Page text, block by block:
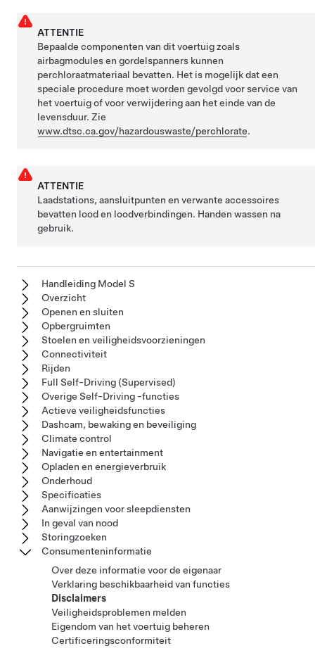
ATTENTIE
Bepaalde componenten van dit voertuig zoals
airbagmodules en gordelspanners kunnen
perchloraatmateriaal bevatten. Het is mogelijk dat een
speciale procedure moet worden gevolgd voor service van
het voertuig of voor verwijdering aan het einde van de
levensduur. Zie
www.dtsc.ca.gov/hazardouswaste/perchlorate.
ATTENTIE
Laadstations, aansluitpunten en verwante accessoires
bevatten lood en loodverbindingen. Handen wassen na
gebruik.
Handleiding Model S
Overzicht
Openen en sluiten
Opbergruimten
Stoelen en veiligheidsvoorzieningen
Connectiviteit
Rijden
Full Self-Driving (Supervised)
Overige Self-Driving -functies
Actieve veiligheidsfuncties
Dashcam, bewaking en beveiliging
Climate control
Navigatie en entertainment
Opladen en energieverbruik
Onderhoud
Specificaties
Aanwijzingen voor sleepdiensten
In geval van nood
Storingzoeken
Consumenteninformatie
Over deze informatie voor de eigenaar
Verklaring beschikbaarheid van functies
Disclaimers
Veiligheidsproblemen melden
Eigendom van het voertuig beheren
Certificeringsconformiteit